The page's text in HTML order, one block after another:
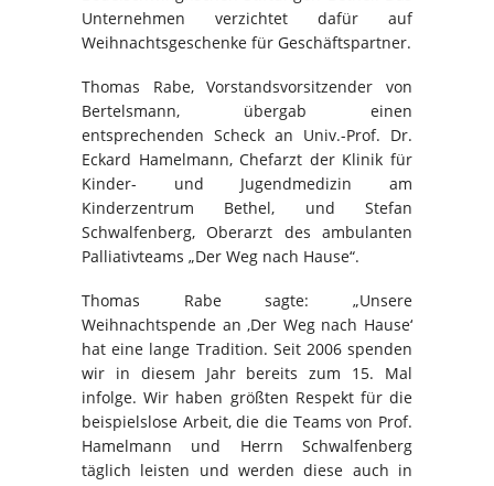
Unternehmen verzichtet dafür auf
Weihnachtsgeschenke für Geschäftspartner.
Thomas Rabe, Vorstandsvorsitzender von
Bertelsmann, übergab einen
entsprechenden Scheck an Univ.-Prof. Dr.
Eckard Hamelmann, Chefarzt der Klinik für
Kinder- und Jugendmedizin am
Kinderzentrum Bethel, und Stefan
Schwalfenberg, Oberarzt des ambulanten
Palliativteams „Der Weg nach Hause“.
Thomas Rabe sagte: „Unsere
Weihnachtspende an ‚Der Weg nach Hause‘
hat eine lange Tradition. Seit 2006 spenden
wir in diesem Jahr bereits zum 15. Mal
infolge. Wir haben größten Respekt für die
beispielslose Arbeit, die die Teams von Prof.
Hamelmann und Herrn Schwalfenberg
täglich leisten und werden diese auch in